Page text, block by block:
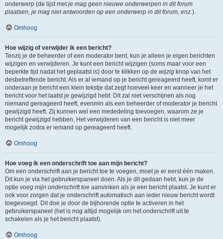
onderwerp (de lijst metje mag geen nieuwe onderwerpen in dit forum
plaatsen, je mag niet antwoorden op een onderwerp in dit forum, enz.).
Omhoog
Hoe wijzig of verwijder ik een bericht?
Tenzij je de beheerder of een moderator bent, kun je alleen je eigen berichten
wijzigen en verwijderen. Je kunt een bericht wijzigen (soms maar voor een
beperkte tijd nadat het geplaatst is) door te klikken op de wijzig knop van het
desbetreffende bericht. Als er al iemand op je bericht gereageerd heeft, komt er
onderaan je bericht een klein tekstje dat zegt hoeveel keer en wanneer je het
bericht voor het laatst je gewijzigd hebt. Dit zal niet verschijnen als nog
niemand gereageerd heeft, evenmin als een beheerder of moderator je bericht
gewijzigd heeft. Zij kunnen wel een mededeling toevoegen, waarom ze je
bericht gewijzigd hebben. Het verwijderen van een bericht is niet meer
mogelijk zodra er iemand op gereageerd heeft.
Omhoog
Hoe voeg ik een onderschrift toe aan mijn bericht?
Om een onderschrift aan je bericht toe te voegen, moet je er eerst één maken.
Dit kun je via het gebruikerspaneel doen. Als je dit gedaan hebt, kun je de
optie voeg mijn onderschrift toe aanvinken als je een bericht plaatst. Je kunt er
ook voor zorgen dat je onderschrift automatisch aan ieder nieuw bericht wordt
toegevoegd. Dit doe je door de bijhorende optie te activeren in het
gebruikerspaneel (het is nog altijd mogelijk om het onderschrift uit te
schakelen als je het bericht plaatst).
Omhoog